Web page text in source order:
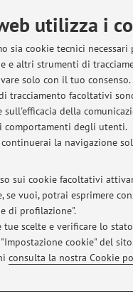
utilizza i
sia cookie tecnici necessari
e altri strumenti di
solo con il tuo consenso.
tracciamento facoltativi
della
comportamenti degli utenti.
la navigazione
sui cookie facoltativi
se vuoi, potrai esprimere
di profilazione".
tue scelte e verificare lo
cookie" del
consulta la nostra Cookie
- FACOLTATIVI
scientifico-
scientifico-
scientifico-tecnologico
scientifico-
Ultimi avvisi
di Successioni